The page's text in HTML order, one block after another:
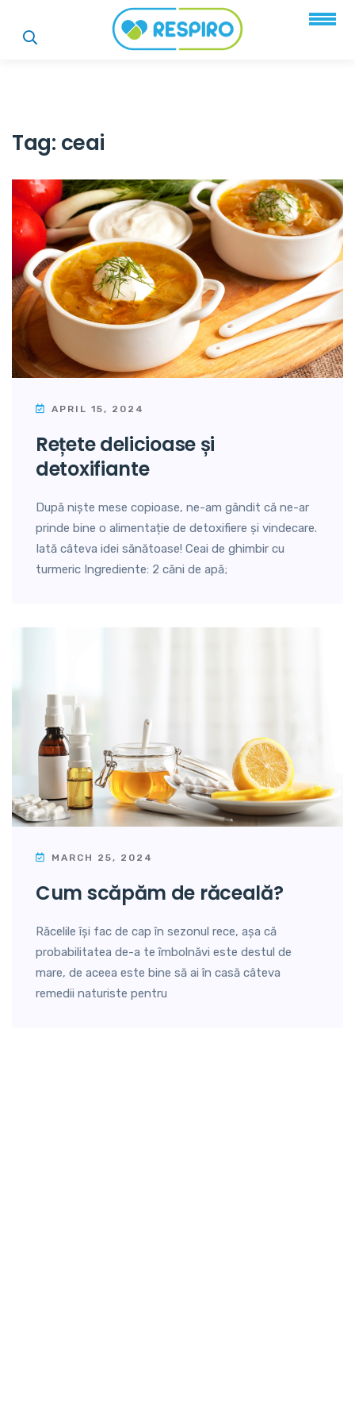
Tag: ceai
APRIL 15, 2024
rețete delicioase și
detoxifiante
După niște mese copioase, ne-am gândit că ne-ar
prinde bine o alimentație de detoxifiere și vindecare.
Iată câteva idei sănătoase! Ceai de ghimbir cu
turmeric Ingrediente: 2 căni de apă;
MARCH 25, 2024
cum scăpăm de răceală?
Răcelile își fac de cap în sezonul rece, așa că
probabilitatea de-a te îmbolnăvi este destul de
mare, de aceea este bine să ai în casă câteva
remedii naturiste pentru